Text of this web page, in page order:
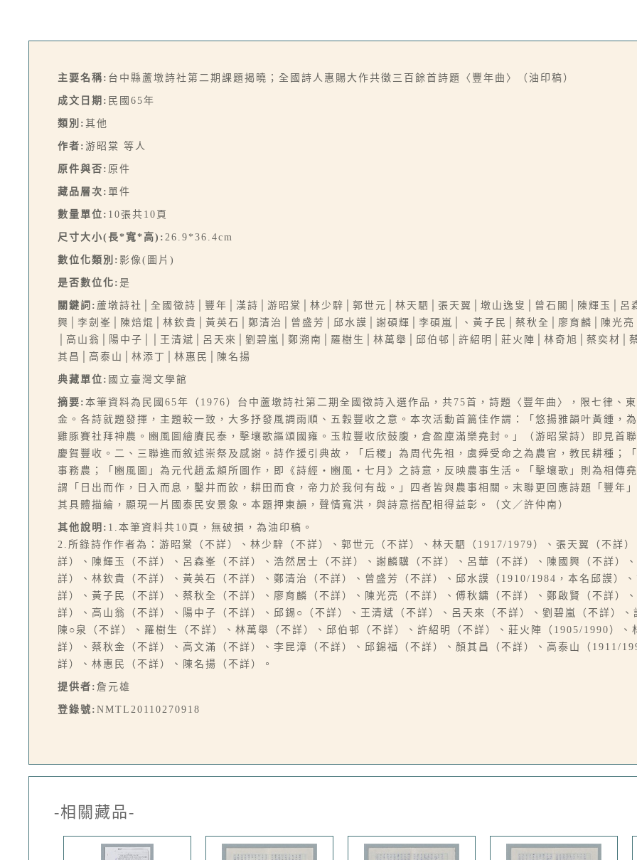
主要名稱: 台中縣蘆墩詩社第二期課題揭曉；全國詩人惠賜大作共徵三百餘首詩題〈豐年曲〉（油印稿）
成文日期: 民國65年
類別: 其他
作者: 游昭棠 等人
原件與否: 原件
藏品層次: 單件
數量單位: 10張共10頁
尺寸大小(長*寬*高): 26.9*36.4cm
數位化類別: 影像(圖片)
是否數位化: 是
關鍵詞: 蘆墩詩社│全國徵詩│豐年│漢詩│游昭棠│林少騂│郭世元│林天駟│張天翼│墩山逸叟│曾石閣│陳輝玉│
興│李劍峯│陳焙焜│林欽貴│黃英石│鄭清治│曾盛芳│邱水謨│謝碩輝│李碩嵐│、黃子民│蔡秋全│廖育麟│陳光
│高山翁│陽中子││王清斌│呂天來│劉碧嵐│鄭溯南│羅樹生│林萬舉│邱伯邨│許紹明│莊火陣│林奇旭│蔡奕材│
其昌│高泰山│林添丁│林惠民│陳名揚
典藏單位: 國立臺灣文學館
摘要: 本筆資料為民國65年（1976）台中蘆墩詩社第二期全國徵詩入選作品，共75首，詩題〈豐年曲〉，限七律、
金。各詩就題發揮，主題較一致，大多抒發風調雨順、五穀豐收之意。本次活動首篇佳作謂：「悠揚雅韻叶黃鍾，
雞豚賽社拜神農。豳風圖繪賡民泰，擊壤歌謳頌國雍。玉粒豐收欣鼓腹，倉盈廩滿樂堯封。」（游昭棠詩）即見首
慶賀豐收。二、三聯進而敘述崇祭及感謝。詩作援引典故，「后稷」為周代先祖，虞舜受命之為農官，教民耕種；
事務農；「豳風圖」為元代趙孟頫所圖作，即《詩經‧豳風‧七月》之詩意，反映農事生活。「擊壤歌」則為相傳
謂「日出而作，日入而息，鑿井而飲，耕田而食，帝力於我何有哉。」四者皆與農事相關。末聯更回應詩題「豐年
其具體描繪，顯現一片國泰民安景象。本題押東韻，聲情寬洪，與詩意搭配相得益彰。（文／許仲南）
其他說明: 1.本筆資料共10頁，無破損，為油印稿。
2.所錄詩作作者為：游昭棠（不詳）、林少騂（不詳）、郭世元（不詳）、林天駟（1917/1979）、張天翼（不詳
詳）、陳輝玉（不詳）、呂森峯（不詳）、浩然居士（不詳）、謝麟驥（不詳）、呂華（不詳）、陳國興（不詳）
詳）、林欽貴（不詳）、黃英石（不詳）、鄭清治（不詳）、曾盛芳（不詳）、邱水謨（1910/1984，本名邱謨）
詳）、黃子民（不詳）、蔡秋全（不詳）、廖育麟（不詳）、陳光亮（不詳）、傅秋鏞（不詳）、鄭啟賢（不詳）
詳）、高山翁（不詳）、陽中子（不詳）、邱錫○（不詳）、王清斌（不詳）、呂天來（不詳）、劉碧嵐（不詳）
陳○泉（不詳）、羅樹生（不詳）、林萬舉（不詳）、邱伯邨（不詳）、許紹明（不詳）、莊火陣（1905/1990）、
詳）、蔡秋金（不詳）、高文滿（不詳）、李昆漳（不詳）、邱錦福（不詳）、顏其昌（不詳）、高泰山（1911/
詳）、林惠民（不詳）、陳名揚（不詳）。
提供者: 詹元雄
登錄號: NMTL20110270918
-相關藏品-